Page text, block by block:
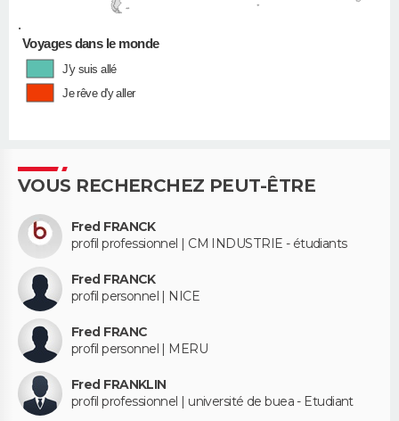
•
Voyages dans le monde
J'y suis allé
Je rêve d'y aller
VOUS RECHERCHEZ PEUT-ÊTRE
Fred FRANCK
profil professionnel | CM INDUSTRIE - étudiants
Fred FRANCK
profil personnel | NICE
Fred FRANC
profil personnel | MERU
Fred FRANKLIN
profil professionnel | université de buea - Etudiant